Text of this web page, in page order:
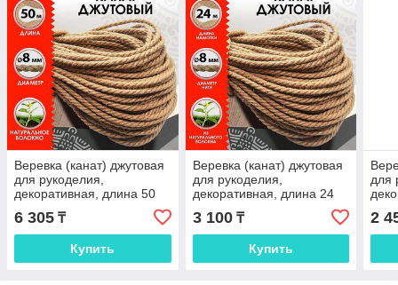
Веревка (канат) джутовая
для рукоделия,
декоративная, длина 50
м, d=8 мм, ОСТРОВ
СОКРОВИЩ, 607950
6 305 ₸
Купить
Веревка (канат) джутовая
для рукоделия,
декоративная, длина 24
м, d=8 мм, ОСТРОВ
СОКРОВИЩ
3 100₸
Купить
для
2